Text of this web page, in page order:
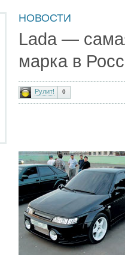
НОВОСТИ
Lada —
марка в
Рулит! 0